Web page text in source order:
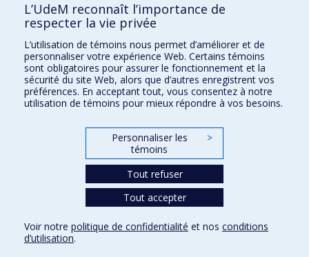
Vice-rectorat aux affaires étudiantes et aux études
Inven_T
Consortium Santé Numérique
Place aux Premiers Peuples
Conditions d’utilisation
L’UdeM reconnaît l’importance de
respecter la vie privée
L’utilisation de témoins nous permet d’améliorer et de
personnaliser votre expérience Web. Certains témoins
sont obligatoires pour assurer le fonctionnement et la
sécurité du site Web, alors que d’autres enregistrent vos
préférences. En acceptant tout, vous consentez à notre
utilisation de témoins pour mieux répondre à vos besoins.
Personnaliser les
témoins
>
Tout refuser
Tout accepter
Voir notre politique de confidentialité et nos conditions
d’utilisation.